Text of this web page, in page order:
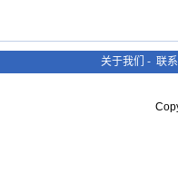
关于我们 - 联系